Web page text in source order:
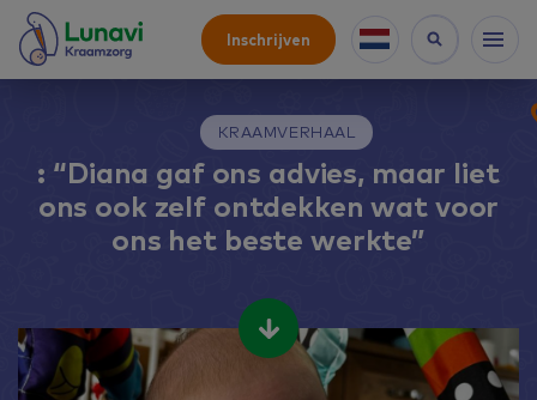
Inschrijven
KRAAMVERHAAL
: “Diana gaf ons advies, maar liet
ons ook zelf ontdekken wat voor
ons het beste werkte”